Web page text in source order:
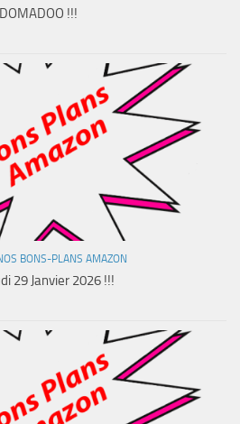
!!!
BONS-PLANS AMAZON
29 Janvier 2026 !!!